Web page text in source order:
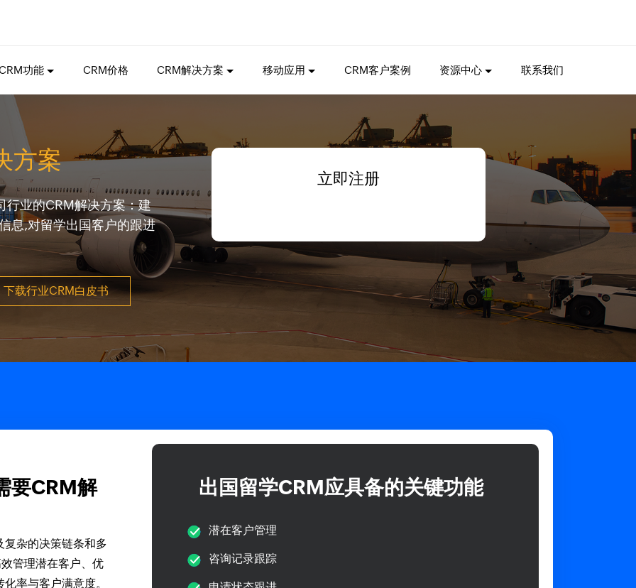
功能 CRM价格 CRM解决方案 移动应用 CRM客户案例 资源中心 联系我们
方案
行业的CRM解决方案：建
息,对留学出国客户的跟进
下载行业CRM白皮书
立即注册
要CRM解
杂的决策链条和多
管理潜在客户、优
率与客户满意度。
出国留学CRM应具备的关键功能
潜在客户管理
咨询记录跟踪